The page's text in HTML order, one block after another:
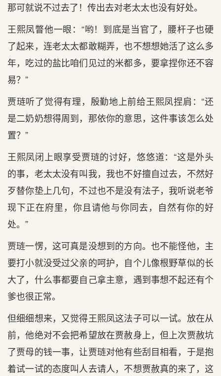
那可就说不过去了！传出去对老太太也没有好处。
王熙凤瞥他一眼：“哟！到底是当官了，腰杆子也硬
了起来，连老太太都敢糊弄，也不想想她活了这么多
年，吃过的盐比咱们见过的米都多，要拿捏你还不容
易？”
贾琏听了觉得有理，殷勤地上前给王熙凤捏肩：“还
是二奶奶想得周到，那依你的意思，这件事该怎么处
置？”
王熙凤闭上眼享受贾琏的讨好，悠悠道：“这是外头
的事，老太太没有叫我，我也不好擅自过去，不然好
歹替你垫上几句，不过也不是没有法子，我听说老爷
现下正在府里，你且请他与你同去，自然有你的好
处。”
贾琏一愣，这可真是没想到的方向。也不能怪他，主
要打小就没受过父亲的呵护，自个儿像根野草似的长
大了，什么事都要自己拿主意，遇到事想不起还有个
爹也很正常。
但细细想来，又觉得王熙凤这法子可以一试。放在从
前，他绝对不会把希望放在贾赦身上，但上次贾赦坑
了贾母的钱一事，让贾琏对他有些刮目相看，于是抱
着试一试的态度叫人去请人，不想贾赦真的来了，这